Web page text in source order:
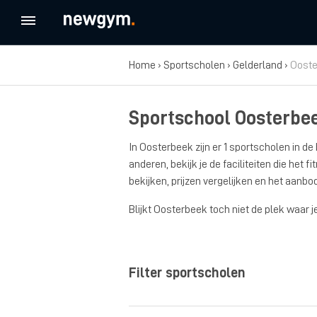
Home › Sportscholen › Gelderland ›
Sportschool
In Oosterbeek zijn er 1 sportscholen in
anderen, bekijk je de faciliteiten die het
bekijken, prijzen vergelijken en het
Blijkt Oosterbeek toch niet de plek waar
Filter sportscholen